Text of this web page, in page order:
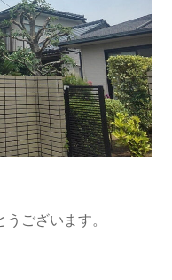
ございます。